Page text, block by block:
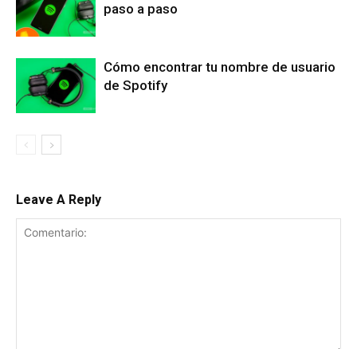
paso a paso
Cómo encontrar tu nombre de usuario
de Spotify
Leave A Reply